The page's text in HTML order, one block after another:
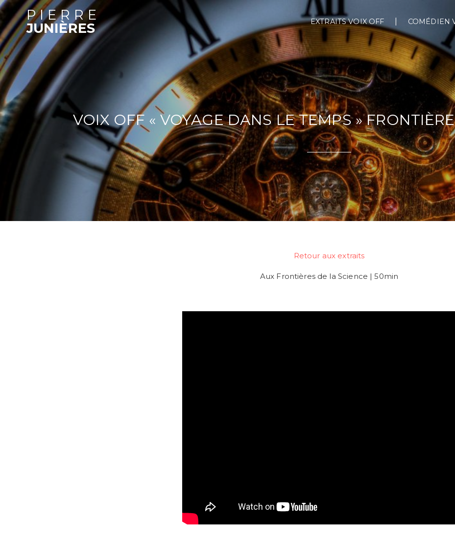
PIERRE
JUNIÈRES
EXTRAITS VOIX OFF COMÉDIEN
VOIX OFF « VOYAGE DANS LE TEMPS »
Retour aux extraits
Aux Frontières de la Science | 50min